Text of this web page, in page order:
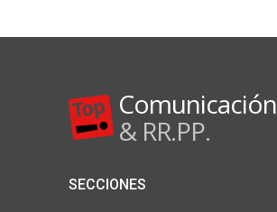
Comunicación
& RR.PP.
SECCIONES